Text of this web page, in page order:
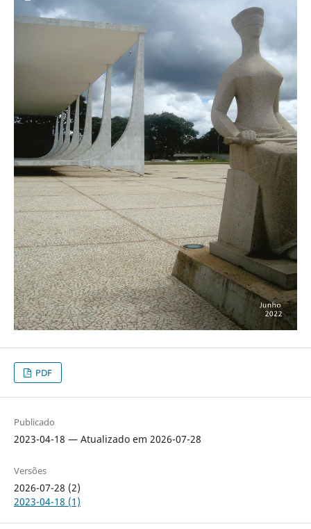
PDF
Publicado
2023-04-18 — Atualizado em 2026-07-28
Versões
2026-07-28 (2)
2023-04-18 (1)